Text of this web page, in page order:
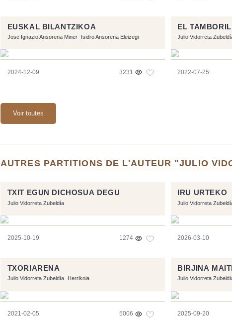
EUSKAL BILANTZIKOA
Jose Ignazio Ansorena Miner Isidro Ansorena Eleizegi
2024-12-09 3231
EL
Julio Vidorreta
2022-07-25
Voir toutes
AUTRES PARTITIONS DE L'AUTEUR "JULIO
TXIT EGUN DICHOSUA DEGU
Julio Vidorreta Zubeldía
2025-10-19 1274
IRU URTEKO
Julio Vidorreta
2026-03-10
TXORIARENA
Julio Vidorreta Zubeldía Herrikoia
2021-02-05 5006
BIRJINA
Julio Vidorreta
2025-09-20